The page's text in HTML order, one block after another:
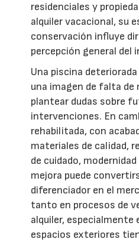
residenciales y
alquiler vacacional, su
conservación influye
percepción general del
Una piscina
una imagen de falta
plantear dudas sobre
intervenciones. En
rehabilitada, con
materiales de calidad,
de cuidado,
mejora puede
diferenciador en el
tanto en procesos de
alquiler, especialmente
espacios exteriores